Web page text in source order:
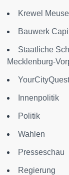
Krewel
Bauwerk
Staatliche
Mecklenburg-
YourCityQuest
Innenpolitik
Politik
Wahlen
Presseschau
Regierung